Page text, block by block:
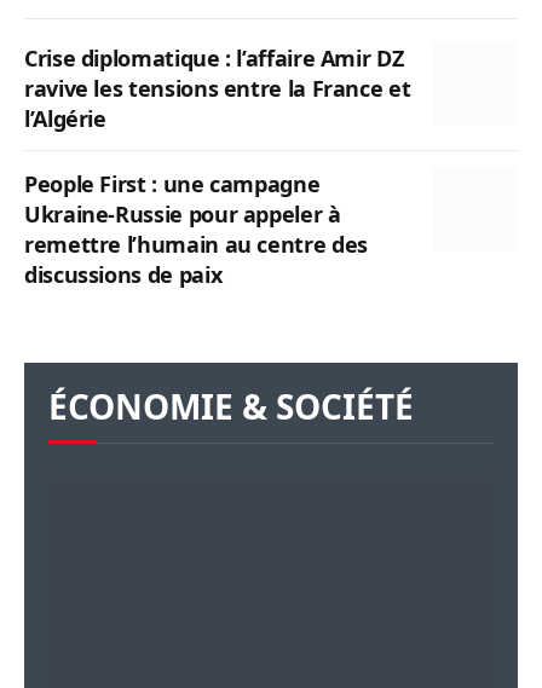
Crise diplomatique : l’affaire Amir DZ
ravive les tensions entre la France et
l’Algérie
People First : une campagne
Ukraine-Russie pour appeler à
remettre l’humain au centre des
discussions de paix
ÉCONOMIE & SOCIÉTÉ